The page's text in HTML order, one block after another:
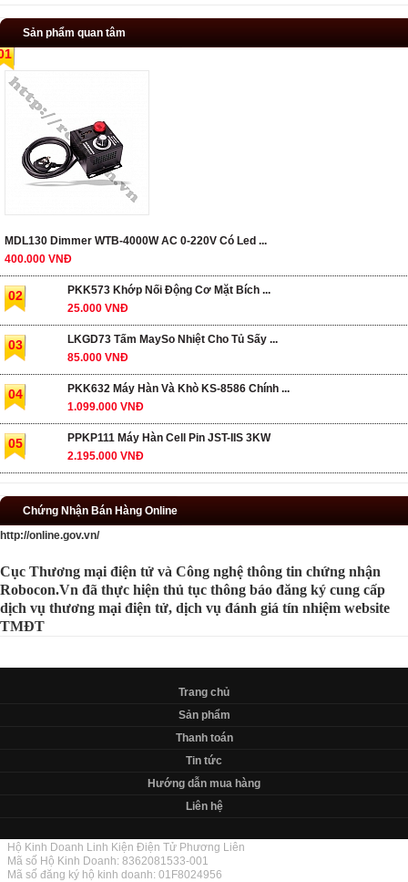
Sản phẩm quan tâm
MDL130 Dimmer WTB-4000W AC 0-220V Có Led ...
400.000 VNĐ
02
PKK573 Khớp Nối Động Cơ Mặt Bích ...
25.000 VNĐ
03
LKGD73 Tấm MaySo Nhiệt Cho Tủ Sấy ...
85.000 VNĐ
04
PKK632 Máy Hàn Và Khò KS-8586 Chính ...
1.099.000 VNĐ
05
PPKP111 Máy Hàn Cell Pin JST-IIS 3KW
2.195.000 VNĐ
Chứng Nhận Bán Hàng Online
http://online.gov.vn/
Cục Thương mại điện tử và Công nghệ thông tin chứng nhận
Robocon.Vn đã thực hiện thủ tục thông báo đăng ký cung cấp
dịch vụ thương mại điện tử, dịch vụ đánh giá tín nhiệm website
TMĐT
Trang chủ
Sản phẩm
Thanh toán
Tin tức
Hướng dẫn mua hàng
Liên hệ
Hộ Kinh Doanh Linh Kiện Điện Tử Phương Liên
Mã số Hộ Kinh Doanh: 8362081533-001
Mã số đăng ký hộ kinh doanh: 01F8024956